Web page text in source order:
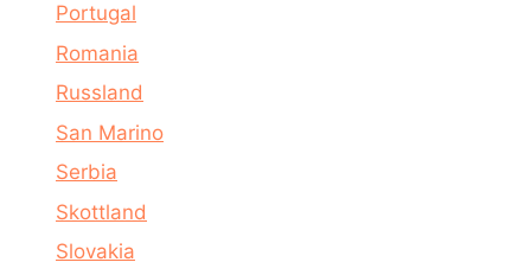
Portugal
Romania
Russland
San Marino
Serbia
Skottland
Slovakia